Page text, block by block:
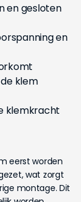
en gesloten
en
klem
klemkracht
eerst worden
wat zorgt
montage. Dit